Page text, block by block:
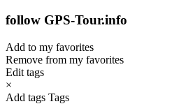
follow GPS-Tour.info
Add to my favorites
Remove from my favorites
Edit tags
×
Add tags Tags